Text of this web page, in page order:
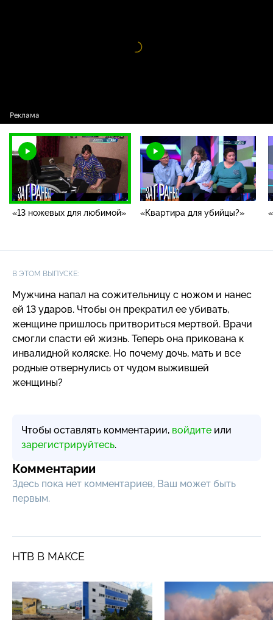
Видео
проигрыватель
«13 ножевых для любимой» «Квартира для убийцы?»
В ЭТОМ ВЫПУСКЕ:
Мужчина напал на сожительницу с ножом и нанес
ей 13 ударов. Чтобы он прекратил ее убивать,
женщине пришлось притвориться мертвой. Врачи
смогли спасти ей жизнь. Теперь она прикована к
инвалидной коляске. Но почему дочь, мать и все
родные отвернулись от чудом выжившей
женщины?
Чтобы оставлять комментарии, войдите или
зарегистрируйтесь.
Комментарии
Здесь пока нет комментариев, Ваш может быть
первым.
НТВ В МАКСЕ